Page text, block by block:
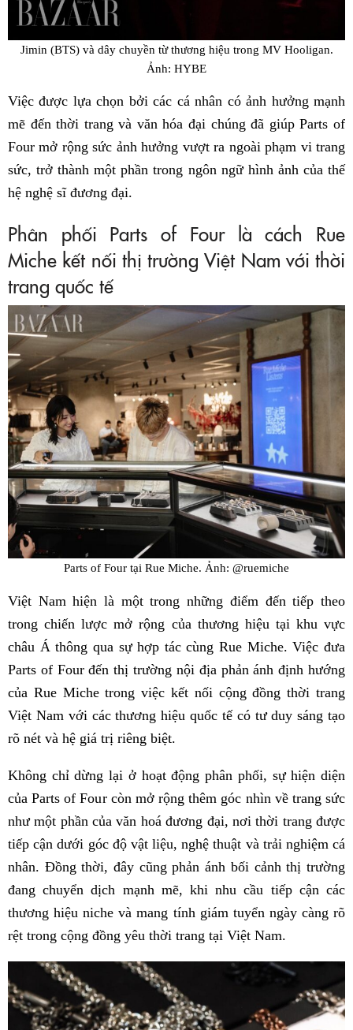
Jimin (BTS) và dây chuyền từ thương hiệu trong MV Hooligan.
Ảnh: HYBE
Việc được lựa chọn bởi các cá nhân có ảnh hưởng mạnh
mẽ đến thời trang và văn hóa đại chúng đã giúp Parts of
Four mở rộng sức ảnh hưởng vượt ra ngoài phạm vi trang
sức, trở thành một phần trong ngôn ngữ hình ảnh của thế
hệ nghệ sĩ đương đại.
Phân phối Parts of Four là cách Rue
Miche kết nối thị trường Việt Nam với thời
trang quốc tế
Parts of Four tại Rue Miche. Ảnh: @ruemiche
Việt Nam hiện là một trong những điểm đến tiếp theo
trong chiến lược mở rộng của thương hiệu tại khu vực
châu Á thông qua sự hợp tác cùng Rue Miche. Việc đưa
Parts of Four đến thị trường nội địa phản ánh định hướng
của Rue Miche trong việc kết nối cộng đồng thời trang
Việt Nam với các thương hiệu quốc tế có tư duy sáng tạo
rõ nét và hệ giá trị riêng biệt.
Không chỉ dừng lại ở hoạt động phân phối, sự hiện diện
của Parts of Four còn mở rộng thêm góc nhìn về trang sức
như một phần của văn hoá đương đại, nơi thời trang được
tiếp cận dưới góc độ vật liệu, nghệ thuật và trải nghiệm cá
nhân. Đồng thời, đây cũng phản ánh bối cảnh thị trường
đang chuyển dịch mạnh mẽ, khi nhu cầu tiếp cận các
thương hiệu niche và mang tính giám tuyển ngày càng rõ
rệt trong cộng đồng yêu thời trang tại Việt Nam.